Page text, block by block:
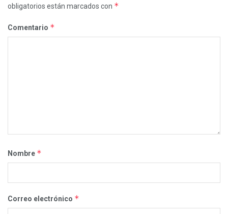
obligatorios están marcados con *
Comentario *
Nombre *
Correo electrónico *